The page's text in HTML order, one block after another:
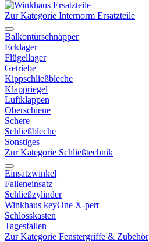
Zur Kategorie Internorm Ersatzteile
Balkontürschnäpper
Ecklager
Flügellager
Getriebe
Kippschließbleche
Klappriegel
Luftklappen
Oberschiene
Schere
Schließbleche
Sonstiges
Zur Kategorie Schließtechnik
Einsatzwinkel
Falleneinsatz
Schließzylinder
Winkhaus keyOne X-pert
Schlosskasten
Tagesfallen
Zur Kategorie Fenstergriffe & Zubehör